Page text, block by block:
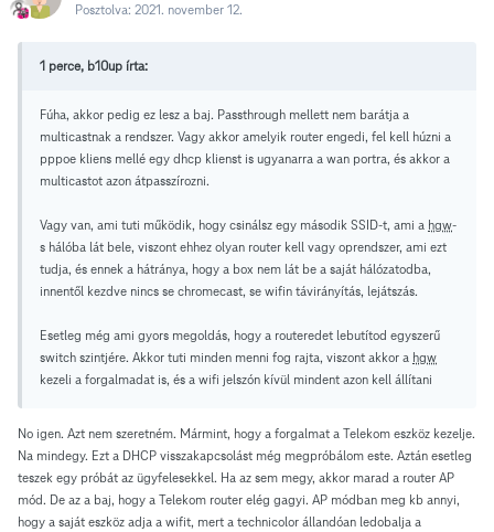
Posztolva: 2021. november 12.
1 perce, b10up írta:
Fúha, akkor pedig ez lesz a baj. Passthrough mellett nem barátja a
multicastnak a rendszer. Vagy akkor amelyik router engedi, fel kell húzni a
pppoe kliens mellé egy dhcp klienst is ugyanarra a wan portra, és akkor a
multicastot azon átpasszírozni.
Vagy van, ami tuti működik, hogy csinálsz egy második SSID-t, ami a hgw-
s hálóba lát bele, viszont ehhez olyan router kell vagy oprendszer, ami ezt
tudja, és ennek a hátránya, hogy a box nem lát be a saját hálózatodba,
innentől kezdve nincs se chromecast, se wifin távirányítás, lejátszás.
Esetleg még ami gyors megoldás, hogy a routeredet lebutítod egyszerű
switch szintjére. Akkor tuti minden menni fog rajta, viszont akkor a hgw
kezeli a forgalmadat is, és a wifi jelszón kívül mindent azon kell állítani
No igen. Azt nem szeretném. Mármint, hogy a forgalmat a Telekom eszköz kezelje.
Na mindegy. Ezt a DHCP visszakapcsolást még megpróbálom este. Aztán esetleg
teszek egy próbát az ügyfelesekkel. Ha az sem megy, akkor marad a router AP
mód. De az a baj, hogy a Telekom router elég gagyi. AP módban meg kb annyi,
hogy a saját eszköz adja a wifit, mert a technicolor állandóan ledobalja a